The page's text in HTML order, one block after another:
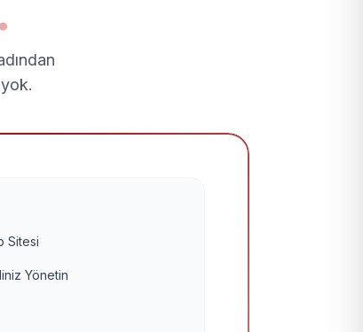
Sitesi
Yönetin